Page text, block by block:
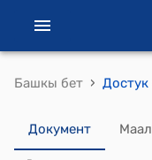
Башкы бет ›
Документ